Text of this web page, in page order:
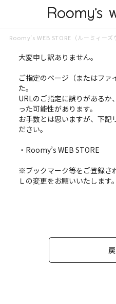
Roomy’s WEB STORE（ルーミィーズ
大変申し訳ありません。
ご指定のページ（またはファ
た。
URLのご指定に誤りがあるか
った可能性があります。
お手数とは思いますが、下記
ださい。
・ Roomy’s WEB STORE
※ブックマーク等をご登録さ
Ｌの変更をお願いいたします。